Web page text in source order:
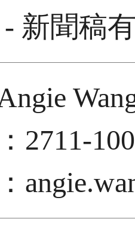
- 新聞稿
2711-